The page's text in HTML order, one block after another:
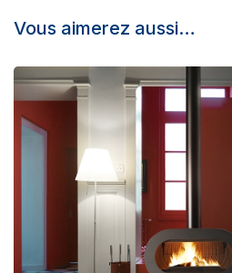
Vous aimerez aussi…